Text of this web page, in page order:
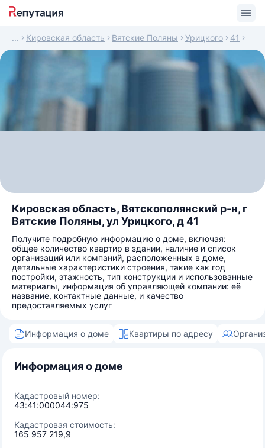
Кировская область Вятские Поляны Урицкого 41
Кировская область, Вятскополянский р-н, г
Вятские Поляны, ул Урицкого, д 41
Получите подробную информацию о доме, включая:
общее количество квартир в здании, наличие и список
организаций или компаний, расположенных в доме,
детальные характеристики строения, такие как год
постройки, этажность, тип конструкции и использованные
материалы, информация об управляющей компании: её
название, контактные данные, и качество
предоставляемых услуг
Информация о доме Квартиры по адресу
Информация о доме
Кадастровый номер:
43:41:000044:975
Кадастровая стоимость:
165 957 219,9